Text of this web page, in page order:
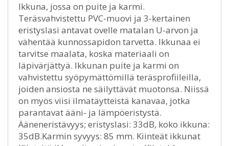
Ikkuna, jossa on puite ja karmi.
Teräsvahvistettu PVC-muovi ja 3-kertainen
eristyslasi antavat ovelle matalan U-arvon ja
vähentää kunnossapidon tarvetta. Ikkunaa ei
tarvitse maalata, koska materiaali on
läpivärjättyä. Ikkunan puite ja karmi on
vahvistettu syöpymättömillä teräsprofiileilla,
joiden ansiosta ne säilyttävät muotonsa. Niissä
on myös viisi ilmatäytteistä kanavaa, jotka
parantavat ääni- ja lämpöeristystä.
Ääneneristävyys; eristyslasi: 33dB, koko ikkuna:
35dB.Karmin syvyys: 85 mm. Kiinteät ikkunat